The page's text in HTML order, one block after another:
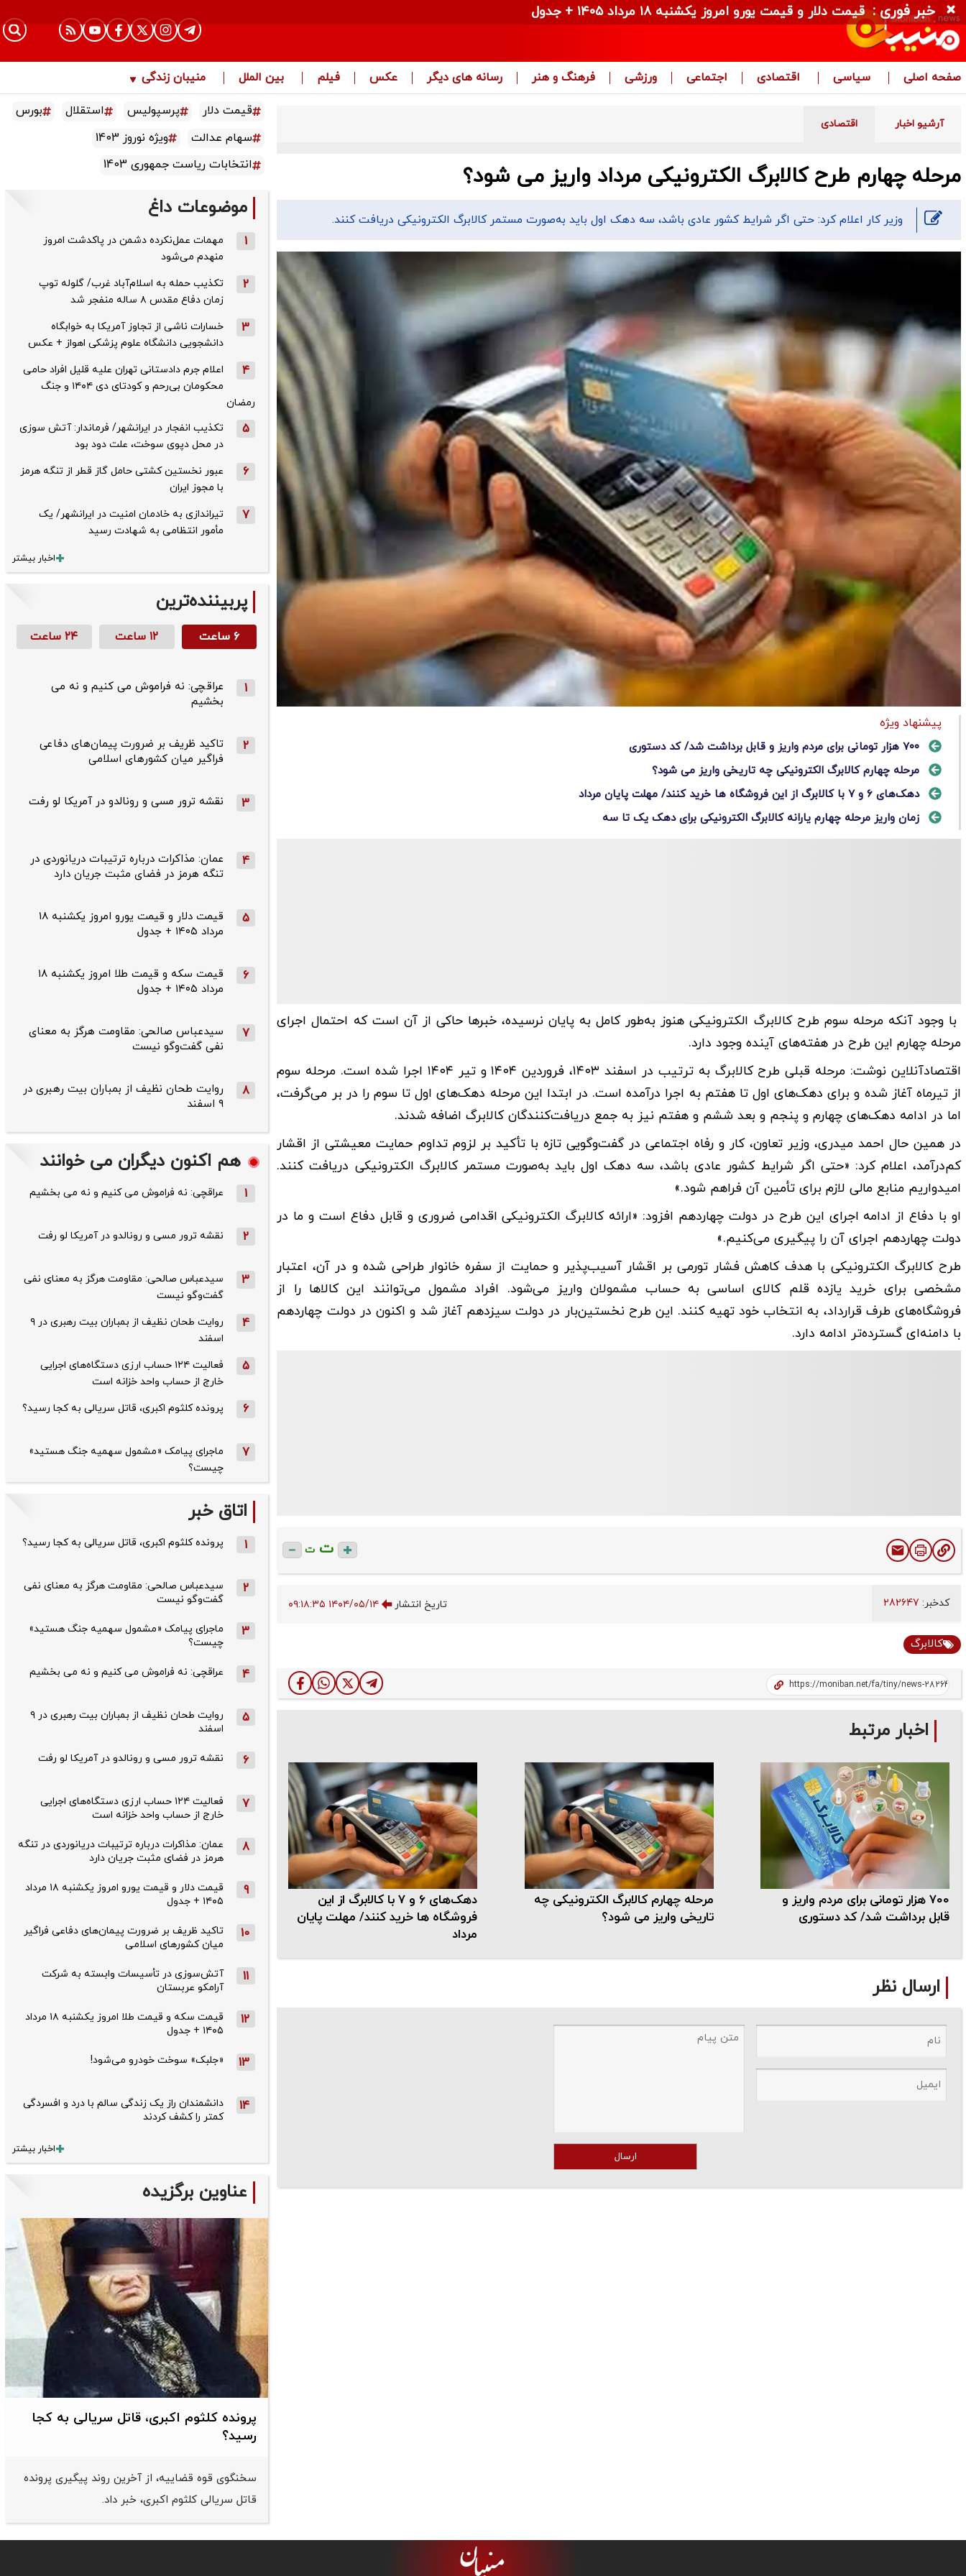
صفحه اصلی سیاسی اقتصادی اجتماعی ورزشی فرهنگ و هنر رسانه های دیگر عکس فیلم بین الملل منیبان زندگی
آرشیو اخبار اقتصادی
مرحله چهارم طرح کالابرگ الکترونیکی مرداد واریز می شود؟
وزیر کار اعلام کرد: حتی اگر شرایط کشور عادی باشد، سه دهک اول باید به‌صورت مستمر کالابرگ الکترونیکی دریافت کنند.
پیشنهاد ویژه
۷۰۰ هزار تومانی برای مردم واریز و قابل برداشت شد/ کد دستوری
مرحله چهارم کالابرگ الکترونیکی چه تاریخی واریز می شود؟
دهک‌های ۶ و ۷ با کالابرگ از این فروشگاه ها خرید کنند/ مهلت پایان مرداد
زمان واریز مرحله چهارم یارانه کالابرگ الکترونیکی برای دهک یک تا سه
با وجود آنکه مرحله سوم طرح کالابرگ الکترونیکی هنوز به‌طور کامل به پایان نرسیده، خبرها حاکی از آن است که احتمال اجرای
مرحله چهارم این طرح در هفته‌های آینده وجود دارد.
اقتصادآنلاین نوشت: مرحله قبلی طرح کالابرگ به ترتیب در اسفند ۱۴۰۳، فروردین ۱۴۰۴ و تیر ۱۴۰۴ اجرا شده‌ است. مرحله سوم
از تیرماه آغاز شده و برای دهک‌های اول تا هفتم به اجرا درآمده است. در ابتدا این مرحله دهک‌های اول تا سوم را در بر می‌گرفت،
اما در ادامه دهک‌های چهارم و پنجم و بعد ششم و هفتم نیز به جمع دریافت‌کنندگان کالابرگ اضافه شدند.
در همین حال احمد میدری، وزیر تعاون، کار و رفاه اجتماعی در گفت‌وگویی تازه با تأکید بر لزوم تداوم حمایت معیشتی از اقشار
کم‌درآمد، اعلام کرد: «حتی اگر شرایط کشور عادی باشد، سه دهک اول باید به‌صورت مستمر کالابرگ الکترونیکی دریافت کنند.
امیدواریم منابع مالی لازم برای تأمین آن فراهم شود.»
او با دفاع از ادامه اجرای این طرح در دولت چهاردهم افزود: «ارائه کالابرگ الکترونیکی اقدامی ضروری و قابل دفاع است و ما در
دولت چهاردهم اجرای آن را پیگیری می‌کنیم.»
طرح کالابرگ الکترونیکی با هدف کاهش فشار تورمی بر اقشار آسیب‌پذیر و حمایت از سفره خانوار طراحی شده و در آن، اعتبار
مشخصی برای خرید یازده قلم کالای اساسی به حساب مشمولان واریز می‌شود. افراد مشمول می‌توانند این کالاها را از
فروشگاه‌های طرف قرارداد، به انتخاب خود تهیه کنند. این طرح نخستین‌بار در دولت سیزدهم آغاز شد و اکنون در دولت چهاردهم
با دامنه‌ای گسترده‌تر ادامه دارد.
ت ت
کدخبر: تاریخ انتشار ۱۴۰۴/۰۵/۱۴ ۰۹:۱۸:۳۵
کالابرگ
اخبار مرتبط
۷۰۰ هزار تومانی برای مردم واریز و
قابل برداشت شد/ کد دستوری
مرحله چهارم کالابرگ الکترونیکی چه
تاریخی واریز می شود؟
دهک‌های ۶ و ۷ با کالابرگ از این
فروشگاه ها خرید کنند/ مهلت پایان
مرداد
ارسال نظر
ارسال
قیمت دلار پرسپولیس استقلال
بورس
سهام عدالت
ویژه نوروز 1403
انتخابات ریاست جمهوری 1403
موضوعات داغ
1
مهمات عمل‌نکرده دشمن در پاکدشت امروز
منهدم می‌شود
2
تکذیب حمله به اسلام‌آباد غرب/ گلوله توپ
زمان دفاع مقدس ۸ ساله منفجر شد
3
خسارات ناشی از تجاوز آمریکا به خوابگاه
دانشجویی دانشگاه علوم پزشکی اهواز + عکس
4
اعلام جرم دادستانی تهران علیه قلیل افراد حامی
محکومان بی‌رحم و کودتای دی‌ ۱۴۰۴ و جنگ
رمضان
5
تکذیب ‌انفجار در ایرانشهر/ فرماندار: آتش سوزی
در محل دپوی سوخت، علت دود بود
6
عبور نخستین کشتی حامل گاز قطر از تنگه هرمز
با مجوز ایران
7
تیراندازی به خادمان امنیت در ایرانشهر/ یک
مأمور انتظامی به شهادت رسید
اخبار بیشتر
پربیننده‌ترین
۶ ساعت ۱۲ ساعت ۲۴ ساعت
1
عراقچی: نه فراموش می کنیم و نه می
بخشیم
2
تاکید ظریف بر ضرورت پیمان‌های دفاعی
فراگیر میان کشورهای اسلامی
3 نقشه ترور مسی و رونالدو در آمریکا لو رفت
4
عمان: مذاکرات درباره ترتیبات دریانوردی در
تنگه هرمز در فضای مثبت جریان دارد
5
قیمت دلار و قیمت یورو امروز یکشنبه ۱۸
مرداد ۱۴۰۵ + جدول
6
قیمت سکه و قیمت طلا امروز یکشنبه ۱۸
مرداد ۱۴۰۵ + جدول
7
سیدعباس صالحی: مقاومت هرگز به معنای
نفی گفت‌وگو نیست
8
روایت طحان‌ نظیف از بمباران بیت رهبری در
۹ اسفند
هم اکنون دیگران می خوانند
1 عراقچی: نه فراموش می کنیم و نه می بخشیم
2 نقشه ترور مسی و رونالدو در آمریکا لو رفت
3
سیدعباس صالحی: مقاومت هرگز به معنای نفی
گفت‌وگو نیست
4
روایت طحان‌ نظیف از بمباران بیت رهبری در ۹
اسفند
5
فعالیت ۱۲۴ حساب ارزی دستگاه‌های اجرایی
خارج از حساب واحد خزانه است
6 پرونده کلثوم اکبری، قاتل سریالی به کجا رسید؟
7
ماجرای پیامک «مشمول سهمیه جنگ هستید»
چیست؟
اتاق خبر
1 پرونده کلثوم اکبری، قاتل سریالی به کجا رسید؟
2
سیدعباس صالحی: مقاومت هرگز به معنای نفی
گفت‌وگو نیست
3
ماجرای پیامک «مشمول سهمیه جنگ هستید»
چیست؟
4 عراقچی: نه فراموش می کنیم و نه می بخشیم
5
روایت طحان‌ نظیف از بمباران بیت رهبری در ۹
اسفند
6 نقشه ترور مسی و رونالدو در آمریکا لو رفت
7
فعالیت ۱۲۴ حساب ارزی دستگاه‌های اجرایی
خارج از حساب واحد خزانه است
8
عمان: مذاکرات درباره ترتیبات دریانوردی در تنگه
هرمز در فضای مثبت جریان دارد
9
قیمت دلار و قیمت یورو امروز یکشنبه ۱۸ مرداد
۱۴۰۵ + جدول
10
تاکید ظریف بر ضرورت پیمان‌های دفاعی فراگیر
میان کشورهای اسلامی
11
آتش‌سوزی در تأسیسات وابسته به شرکت
آرامکو عربستان
12
قیمت سکه و قیمت طلا امروز یکشنبه ۱۸ مرداد
۱۴۰۵ + جدول
13 «جلبک» سوخت خودرو می‌شود!
14
دانشمندان راز یک زندگی سالم با درد و افسردگی
کمتر را کشف کردند
اخبار بیشتر
عناوین برگزیده
پرونده کلثوم اکبری، قاتل سریالی به کجا
رسید؟
سخنگوی قوه قضاییه، از آخرین روند پیگیری پرونده
قاتل سریالی کلثوم اکبری، خبر داد.
خبر فوری : قیمت دلار و قیمت یورو امروز یکشنبه ۱۸ مرداد ۱۴۰۵ + جدول